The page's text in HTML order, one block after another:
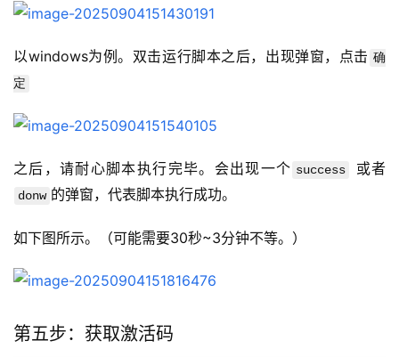
以windows为例。双击运行脚本之后，出现弹窗，点击 确
定
之后，请耐心脚本执行完毕。会出现一个 success 或者
donw 的弹窗，代表脚本执行成功。
如下图所示。（可能需要30秒~3分钟不等。）
第五步：获取激活码